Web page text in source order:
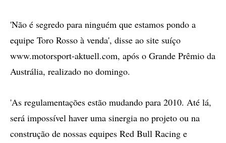
'Não é segredo para ninguém que estamos pondo a
equipe Toro Rosso à venda', disse ao site suíço
www.motorsport-aktuell.com, após o Grande Prêmio da
Austrália, realizado no domingo.
'As regulamentações estão mudando para 2010. Até lá,
será impossível haver uma sinergia no projeto ou na
construção de nossas equipes Red Bull Racing e